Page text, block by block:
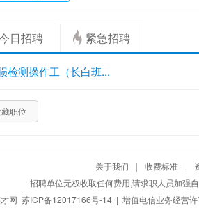
日招聘 紧急招聘
检测操作工（长白班...
职位
关于我们 | 收费标准 |
招聘单位无权收取任何费用,请求职人员加强
网 苏ICP备12017166号-14| 增值电信业务经营许